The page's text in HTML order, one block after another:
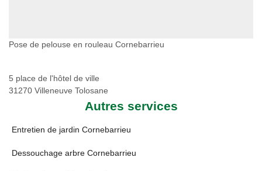
Pose de pelouse en rouleau Cornebarrieu
5 place de l'hôtel de ville
31270 Villeneuve Tolosane
Autres services
Entretien de jardin Cornebarrieu
Dessouchage arbre Cornebarrieu